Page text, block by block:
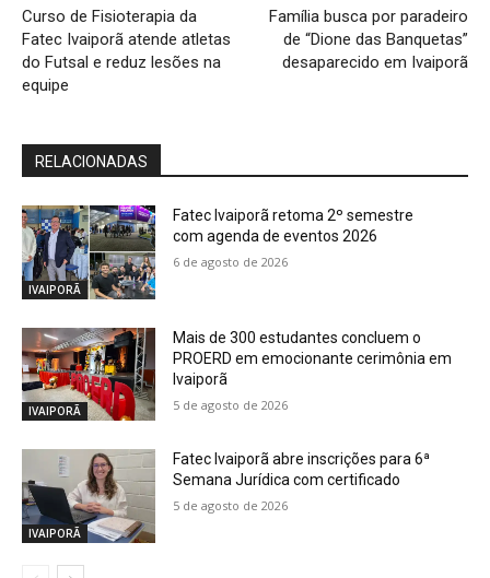
Curso de Fisioterapia da
Fatec Ivaiporã atende atletas
do Futsal e reduz lesões na
equipe
Família busca por paradeiro
de “Dione das Banquetas”
desaparecido em Ivaiporã
RELACIONADAS
IVAIPORÃ
Fatec Ivaiporã retoma 2º semestre
com agenda de eventos 2026
6 de agosto de 2026
IVAIPORÃ
Mais de 300 estudantes concluem o
PROERD em emocionante cerimônia em
Ivaiporã
5 de agosto de 2026
IVAIPORÃ
Fatec Ivaiporã abre inscrições para 6ª
Semana Jurídica com certificado
5 de agosto de 2026